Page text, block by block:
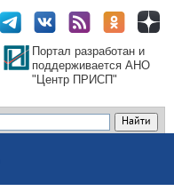
Портал разработан и
поддерживается АНО
"Центр ПРИСП"